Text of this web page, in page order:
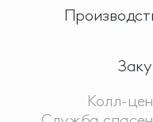
Колл-